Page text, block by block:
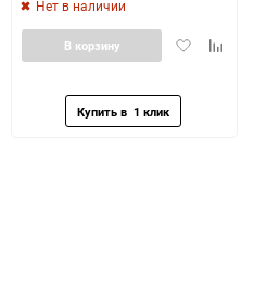
Нет в наличии
ДобавитьДобавить
В корзину